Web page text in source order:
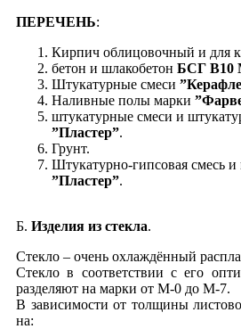
ПЕРЕЧЕНЬ:
Кирпич облицовочный и для
бетон и шлакобетон БСГ B10
Штукатурные смеси
Наливные полы марки
штукатурные смеси и
”Пластер”.
Грунт.
Штукатурно-гипсовая смесь
”Пластер”.
Б. Изделия из стекла.
Cтекло – очень охлаждённый
Стекло в соответствии с его
разделяют на марки от М-0 до М-7.
В зависимости от толщины
на: